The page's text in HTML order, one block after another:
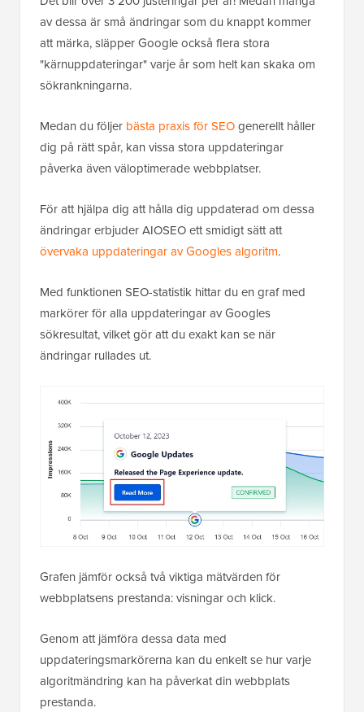
av dessa är små ändringar som du knappt kommer
att märka, släpper Google också flera stora
"kärnuppdateringar" varje år som helt kan skaka om
sökrankningarna.
Medan du följer bästa praxis för SEOgenerellt håller
dig på rätt spår, kan vissa stora uppdateringar
påverka även väloptimerade webbplatser.
För att hjälpa dig att hålla dig uppdaterad om dessa
ändringar erbjuder AIOSEO ett smidigt sätt att
övervaka uppdateringar av Googles algoritm.
Med funktionen SEO-statistik hittar du en graf med
markörer för alla uppdateringar av Googles
sökresultat, vilket gör att du exakt kan se när
ändringar rullades ut.
Grafen jämför också två viktiga mätvärden för
webbplatsens prestanda: visningar och klick.
Genom att jämföra dessa data med
uppdateringsmarkörerna kan du enkelt se hur varje
algoritmändring kan ha påverkat din webbplats
prestanda.